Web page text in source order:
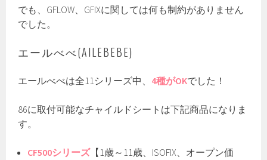
でも、GFLOW、GFIXに関しては何も制約がありません
でした。
エールべべ(AILEBEBE)
エールべべは全11シリーズ中、 4種がOKでした！
86に取付可能なチャイルドシートは下記商品になりま
す。
CF500シリーズ【1歳～11歳、ISOFIX、オープン価